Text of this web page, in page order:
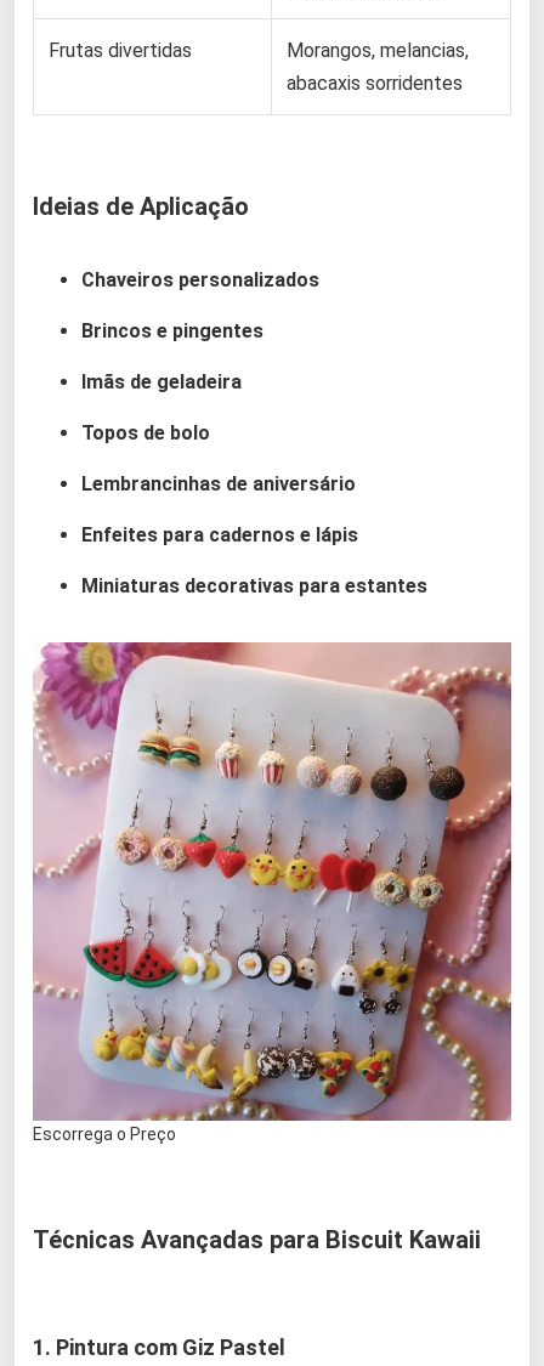
Frutas divertidas
Morangos, melancias,
abacaxis sorridentes
Ideias de Aplicação
Chaveiros personalizados
Brincos e pingentes
Imãs de geladeira
Topos de bolo
Lembrancinhas de aniversário
Enfeites para cadernos e lápis
Miniaturas decorativas para estantes
Escorrega o Preço
Técnicas Avançadas para Biscuit Kawaii
1. Pintura com Giz Pastel